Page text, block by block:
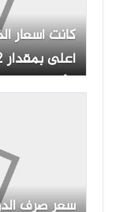
للأونصة